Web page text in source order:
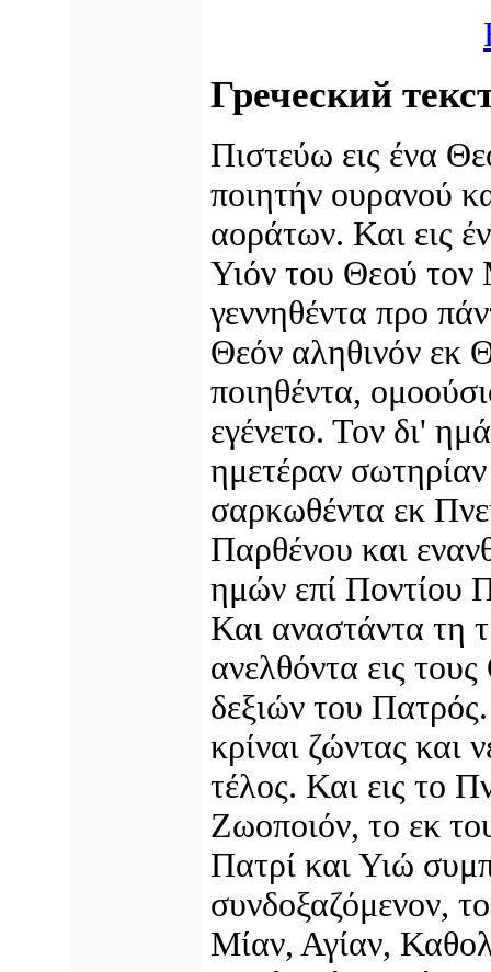
Греческий
Πιστεύω εις ένα
ποιητήν ουρανού
αοράτων. Και εις
Υιόν του Θεού τον
γεννηθέντα προ
Θεόν αληθινόν εκ
ποιηθέντα,
εγένετο. Τον δι'
ημετέραν
σαρκωθέντα εκ
Παρθένου και
ημών επί Ποντίου
Και αναστάντα τη
ανελθόντα εις
δεξιών του
κρίναι ζώντας και
τέλος. Και εις το
Ζωοποιόν, το εκ
Πατρί και Υιώ
συνδοξαζόμενον,
Μίαν, Αγίαν,